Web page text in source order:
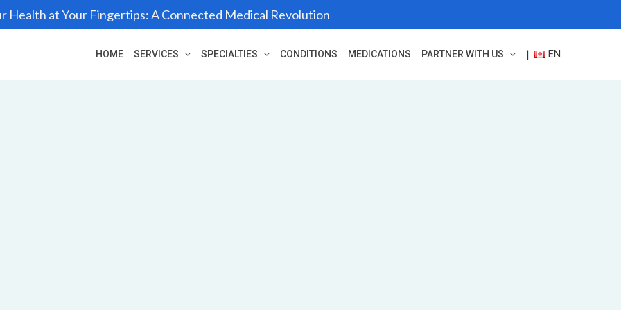
Health at Your Fingertips: A Connected Medical Revolution
HOME SERVICES SPECIALTIES CONDITIONS MEDICATIONS PARTNER WITH US | EN